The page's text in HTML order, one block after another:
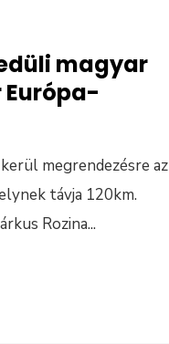
magyar
megrendezésre az
távja 120km.
Rozina...